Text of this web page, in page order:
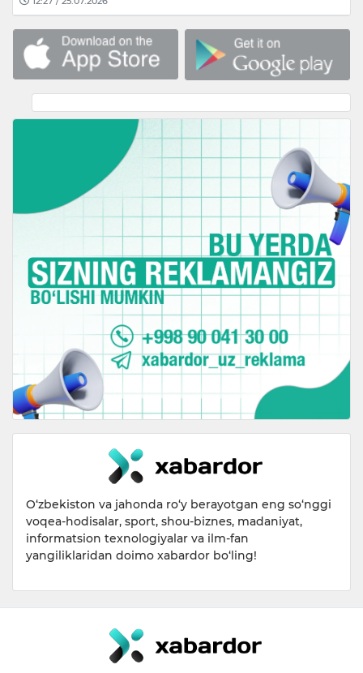
O‘zbekiston va jahonda ro‘y berayotgan eng so‘nggi
voqea-hodisalar, sport, shou-biznes, madaniyat,
informatsion texnologiyalar va ilm-fan
yangiliklaridan doimo xabardor bo‘ling!